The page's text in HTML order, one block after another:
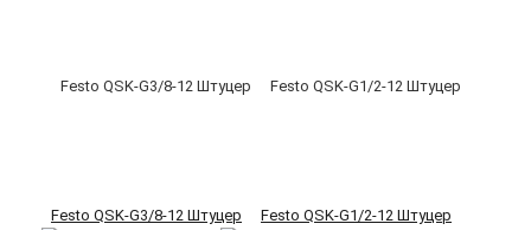
Festo QSK-G3/8-12 Штуцер Festo QSK-G1/2-12 Штуцер